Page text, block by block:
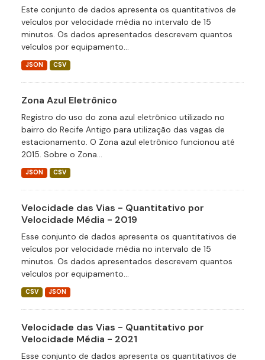
Este conjunto de dados apresenta os quantitativos de
veículos por velocidade média no intervalo de 15
minutos. Os dados apresentados descrevem quantos
veículos por equipamento...
JSON CSV
Zona Azul Eletrônico
Registro do uso do zona azul eletrônico utilizado no
bairro do Recife Antigo para utilização das vagas de
estacionamento. O Zona azul eletrônico funcionou até
2015. Sobre o Zona...
JSON CSV
Velocidade das Vias - Quantitativo por
Velocidade Média - 2019
Esse conjunto de dados apresenta os quantitativos de
veículos por velocidade média no intervalo de 15
minutos. Os dados apresentados descrevem quantos
veículos por equipamento...
CSV JSON
Velocidade das Vias - Quantitativo por
Velocidade Média - 2021
Esse conjunto de dados apresenta os quantitativos de